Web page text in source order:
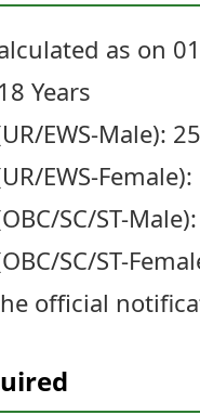
as on
Years
EWS-Male):
EWS-Female):
SC/ST-
SC/ST-
official